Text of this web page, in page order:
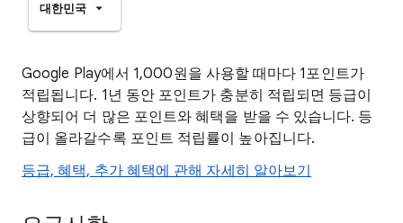
대한민국
Google Play에서 1,000원을 사용할 때마다 1포인트가
적립됩니다. 1년 동안 포인트가 충분히 적립되면 등급이
상향되어 더 많은 포인트와 혜택을 받을 수 있습니다. 등
급이 올라갈수록 포인트 적립률이 높아집니다.
등급, 혜택, 추가 혜택에 관해 자세히 알아보기